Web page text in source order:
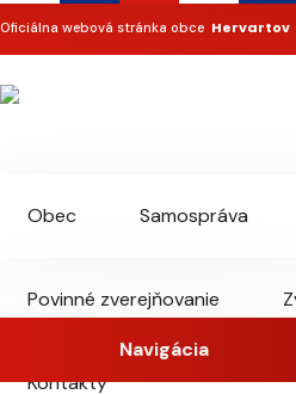
Oficiálna webová stránka obce Hervartov
Obec Samospráva
Povinné zverejňovanie
Kontakty
Navigácia